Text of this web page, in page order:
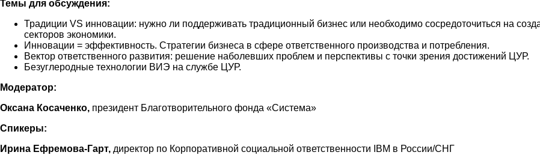
Темы для обсуждения:
Традиции VS инновации: нужно ли поддерживать традиционный бизнес или необходимо сосредоточиться на
секторов экономики.
Инновации = эффективность. Стратегии бизнеса в сфере ответственного производства и потребления.
Вектор ответственного развития: решение наболевших проблем и перспективы с точки зрения достижений ЦУР.
Безуглеродные технологии ВИЭ на службе ЦУР.
Модератор:
Оксана Косаченко, президент Благотворительного фонда «Система»
Спикеры:
Ирина Ефремова-Гарт, директор по Корпоративной социальной ответственности IBM в России/СНГ